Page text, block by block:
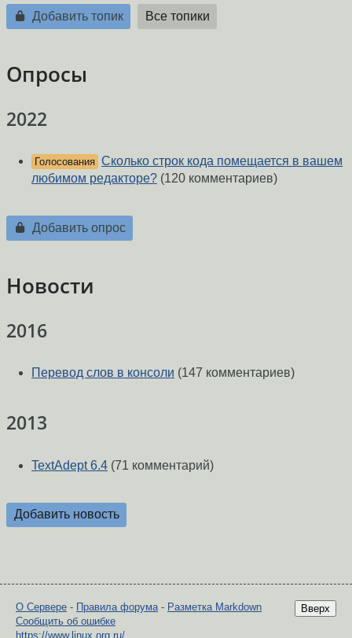
Добавить топик Все топики
Опросы
2022
Голосования Сколько строк кода помещается в вашем
любимом редакторе? (120 комментариев)
Добавить опрос
Новости
2016
Перевод слов в консоли (147 комментариев)
2013
TextAdept 6.4 (71 комментарий)
Добавить новость
Вверх
О Сервере - Правила форума- Разметка Markdown
Сообщить об ошибке
https://www.linux.org.ru/